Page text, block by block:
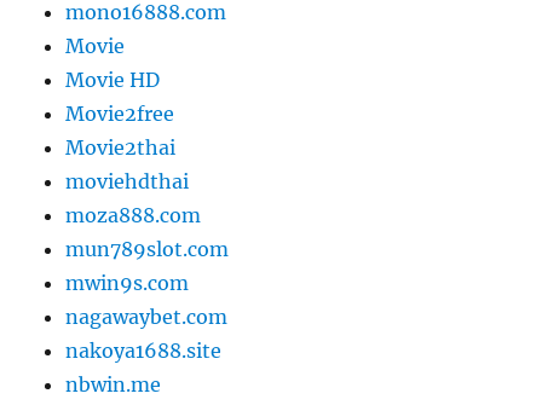
mono16888.com
Movie
Movie HD
Movie2free
Movie2thai
moviehdthai
moza888.com
mun789slot.com
mwin9s.com
nagawaybet.com
nakoya1688.site
nbwin.me